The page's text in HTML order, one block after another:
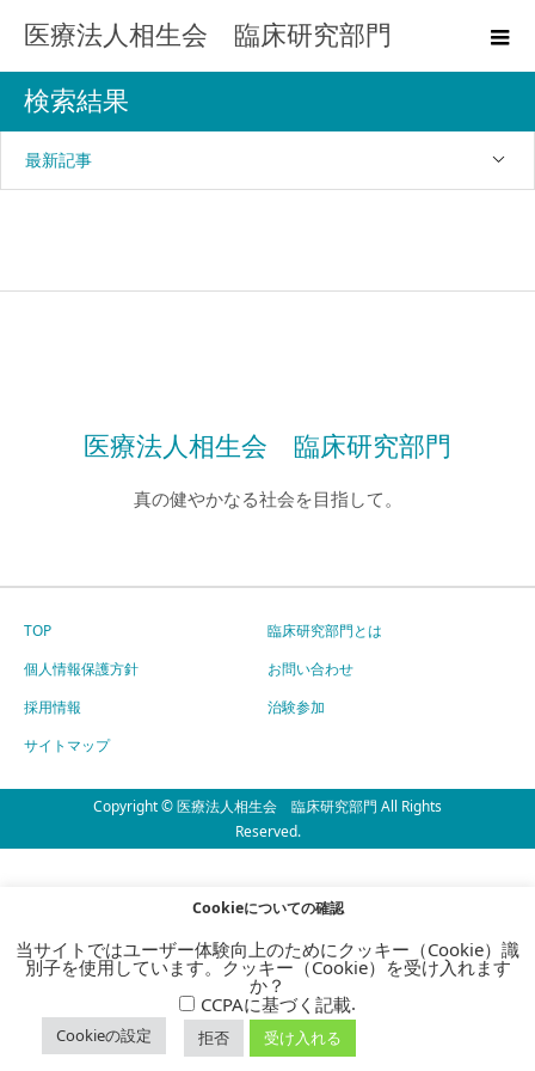
医療法人相生会 臨床研究部門
検索結果
最新記事
医療法人相生会 臨床研究部門
真の健やかなる社会を目指して。
TOP
臨床研究部門とは
個人情報保護方針
お問い合わせ
採用情報
治験参加
サイトマップ
Copyright © 医療法人相生会 臨床研究部門 All Rights
Reserved.
Cookieについての確認
当サイトではユーザー体験向上のためにクッキー（Cookie）識
別子を使用しています。クッキー（Cookie）を受け入れます
か？
CCPAに基づく記載.
Cookieの設定 拒否 受け入れる